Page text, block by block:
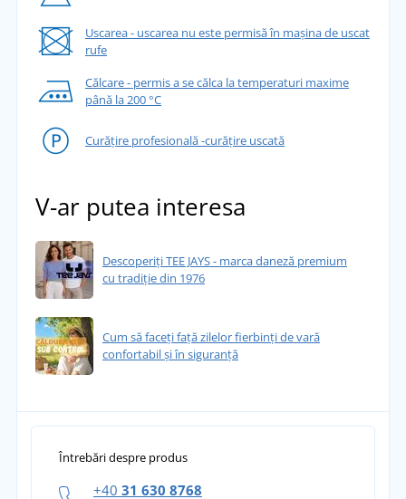
Uscarea - uscarea nu este permisă în mașina de uscat
rufe
Călcare - permis a se călca la temperaturi maxime
până la 200 °C
Curățire profesională -curățire uscată
V-ar putea interesa
Descoperiți TEE JAYS - marca daneză premium
cu tradiție din 1976
Cum să faceți față zilelor fierbinți de vară
confortabil și în siguranță
Întrebări despre produs
+40 31 630 8768